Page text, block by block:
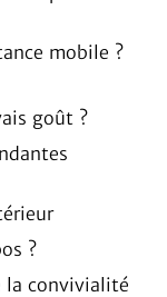
mobile ?
goût ?
?
la convivialité